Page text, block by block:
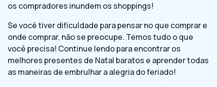
os compradores inundem os shoppings!
Se você tiver dificuldade para pensar no que comprar e
onde comprar, não se preocupe. Temos tudo o que
você precisa! Continue lendo para encontrar os
melhores presentes de Natal baratos e aprender todas
as maneiras de embrulhar a alegria do feriado!